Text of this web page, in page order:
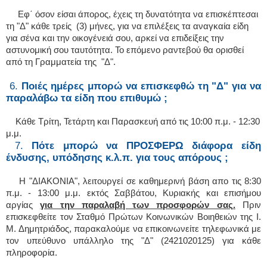
Εφ΄ όσον είσαι άπορος, έχεις τη δυνατότητα να επισκέπτεσαι
τη "Δ" κάθε τρείς (3) μήνες, για να επιλέξεις τα αναγκαία είδη
για σένα και την οικογένειά σου, αρκεί να επιδείξεις την
αστυνομική σου ταυτότητα. Το επόμενο ραντεβού θα ορισθεί
από τη Γραμματεία της "Δ".
6. Ποιές ημέρες μπορώ να επισκεφθώ τη "Δ" για να
παραλάβω τα είδη που επιθυμώ ;
Κάθε Τρίτη, Τετάρτη και Παρασκευή από τις 10:00 π.μ. - 12:30
μ.μ.
7. Πότε μπορώ να ΠΡΟΣΦΕΡΩ διάφορα είδη
ένδυσης, υπόδησης κ.λ.π. για τους απόρους ;
Η "ΔΙΑΚΟΝΙΑ", λειτουργεί σε καθημερινή βάση απο τις 8:30
π.μ. - 13:00 μ.μ. εκτός Σαββάτου, Κυριακής και επισήμου
αργίαςγια την παραλαβή των προσφορών σας.
Πριν
επισκεφθείτε τον Σταθμό Πρώτων Κοινωνικών Βοιηθειών της Ι.
Μ. Δημητριάδος, παρακαλούμε να επικοινωνείτε τηλεφωνικά με
τον υπεύθυνο υπάλληλο της "Δ" (2421020125) για κάθε
πληροφορία.